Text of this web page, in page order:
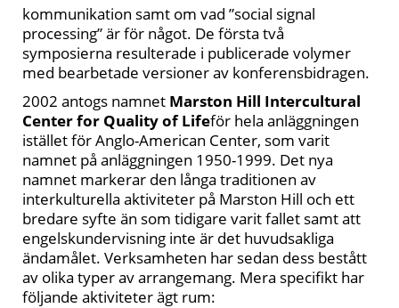
kommunikation samt om vad ”social signal
processing” är för något. De första två
symposierna resulterade i publicerade volymer
med bearbetade versioner av konferensbidragen.
2002 antogs namnet Marston Hill Intercultural
Center for Quality of Lifeför hela anläggningen
istället för Anglo-American Center, som varit
namnet på anläggningen 1950-1999. Det nya
namnet markerar den långa traditionen av
interkulturella aktiviteter på Marston Hill och ett
bredare syfte än som tidigare varit fallet samt att
engelskundervisning inte är det huvudsakliga
ändamålet. Verksamheten har sedan dess bestått
av olika typer av arrangemang. Mera specifikt har
följande aktiviteter ägt rum: